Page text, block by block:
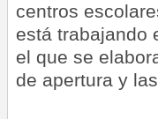
centros
está trabajando
el que se
de apertura y